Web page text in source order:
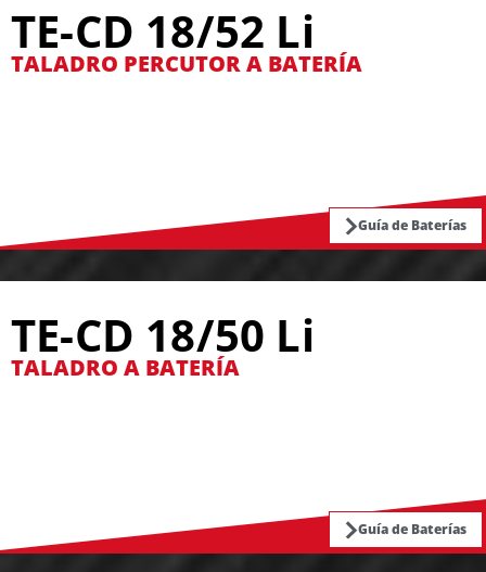
TE-CD 18/52 Li
TALADRO PERCUTOR A BATERÍA
Guía de Baterías
TE-CD 18/50 Li
TALADRO A BATERÍA
Guía de Baterías